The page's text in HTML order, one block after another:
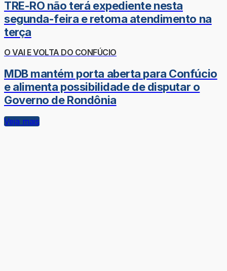
TRE-RO não terá expediente nesta
segunda-feira e retoma atendimento na
terça
O VAI E VOLTA DO CONFÚCIO
MDB mantém porta aberta para Confúcio
e alimenta possibilidade de disputar o
Governo de Rondônia
Veja mais